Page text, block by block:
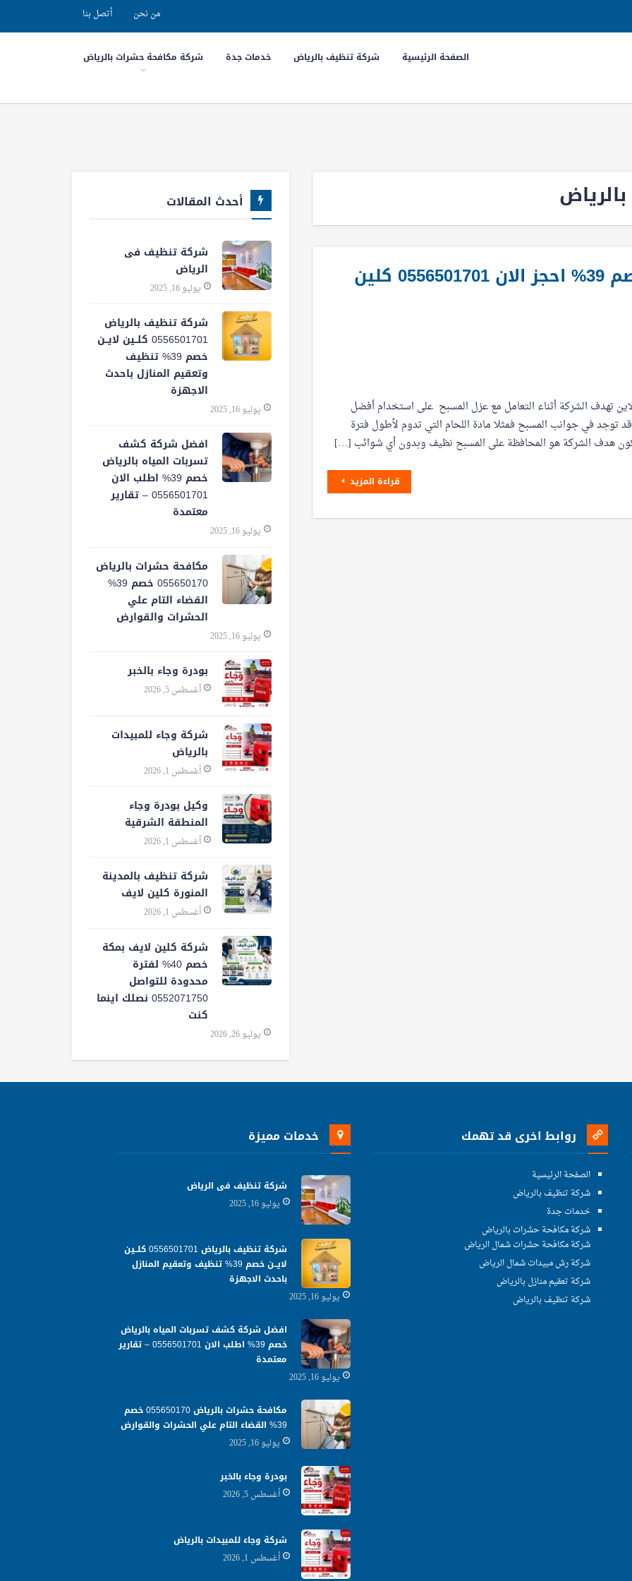
أتصل بنا من نحن
الصفحة الرئيسية شركة تنظيف بالرياض خدمات جدة شركة مكافحة حشرات بالرياض
شركة عزل مسابح بالرياض خصم 39% احجز الان 0556501701 كلين
تهدف الشركة أثناء التعامل مع عزل المسبح على استخدام أفضل
توجد في جوانب المسبح فمثلا مادة اللحام التي تدوم لأطول فترة
هدف الشركة هو المحافظة على المسبح نظيف وبدون أي شوائب […]
قراءة المزيد
أحدث المقالات
شركة تنظيف فى
الرياض
يوليو 16, 2025
شركة تنظيف بالرياض
0556501701 كلــين لايــن
خصم 39% تنظيف
وتعقيم المنازل باحدث
الاجهزة
يوليو 16, 2025
افضل شركة كشف
تسربات المياه بالرياض
خصم 39% اطلب الان
0556501701‬‏ – تقارير
معتمدة
يوليو 16, 2025
مكافحة حشرات بالرياض
055650170 خصم 39%
القضاء التام علي
الحشرات والقوارض
يوليو 16, 2025
بودرة وجاء بالخبر
أغسطس 5, 2026
شركة وجاء للمبيدات
بالرياض
أغسطس 1, 2026
وكيل بودرة وجاء
المنطقة الشرقية
أغسطس 1, 2026
شركة تنظيف بالمدينة
المنورة كلين لايف
أغسطس 1, 2026
شركة كلين لايف بمكة
خصم 40% لفترة
محدودة للتواصل
0552071750 نصلك اينما
كنت
يوليو 26, 2026
روابط اخرى قد تهمك
الصفحة الرئيسية
شركة تنظيف بالرياض
خدمات جدة
شركة مكافحة حشرات بالرياض
شركة مكافحة حشرات شمال الرياض
شركة رش مبيدات شمال الرياض
شركة تعقيم منازل بالرياض
شركة تنظيف بالرياض
خدمات مميزة
شركة تنظيف فى الرياض
يوليو 16, 2025
شركة تنظيف بالرياض 0556501701 كلــين
لايــن خصم 39% تنظيف وتعقيم المنازل
باحدث الاجهزة
يوليو 16, 2025
افضل شركة كشف تسربات المياه بالرياض
خصم 39% اطلب الان 0556501701‬‏ – تقارير
معتمدة
يوليو 16, 2025
مكافحة حشرات بالرياض 055650170 خصم
39% القضاء التام علي الحشرات والقوارض
يوليو 16, 2025
بودرة وجاء بالخبر
أغسطس 5, 2026
شركة وجاء للمبيدات بالرياض
أغسطس 1, 2026